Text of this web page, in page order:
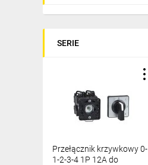
SERIE
Przełącznik krzywkowy 0-
1-2-3-4 1P 12A do